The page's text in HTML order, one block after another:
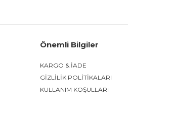
Önemli Bilgiler
KARGO & İADE
GİZLİLİK POLİTİKALARI
KULLANIM KOŞULLARI